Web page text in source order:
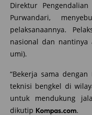
Direktur
Purwandari,
pelaksanaannya.
nasional dan nantinya
umi).
“Bekerja sama
teknisi bengkel di
untuk mendukung
dikutip Kompas.com.